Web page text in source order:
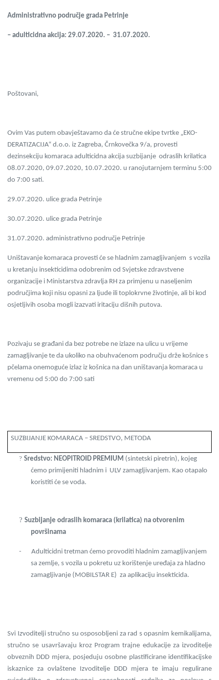
Administrativno područje grada Petrinje
– adulticidna akcija: 29.07.2020. – 31.07.2020.
Poštovani,
Ovim Vas putem obavještavamo da će stručne ekipe tvrtke „EKO-
DERATIZACIJA“ d.o.o. iz Zagreba, Črnkovečka 9/a, provesti
dezinsekciju komaraca adulticidna akcija suzbijanje odraslih krilatica
08.07.2020, 09.07.2020, 10.07.2020. u ranojutarnjem terminu 5:00
do 7:00 sati.
29.07.2020. ulice grada Petrinje
30.07.2020. ulice grada Petrinje
31.07.2020. administrativno područje Petrinje
Uništavanje komaraca provesti će se hladnim zamagljivanjem s vozila
u kretanju insekticidima odobrenim od Svjetske zdravstvene
organizacije i Ministarstva zdravlja RH za primjenu u naseljenim
područjima koji nisu opasni za ljude ili toplokrvne životinje, ali bi kod
osjetljivih osoba mogli izazvati iritaciju dišnih putova.
Pozivaju se građani da bez potrebe ne izlaze na ulicu u vrijeme
zamagljivanje te da ukoliko na obuhvaćenom području drže košnice s
pčelama onemoguće izlaz iz košnica na dan uništavanja komaraca u
vremenu od 5:00 do 7:00 sati
SUZBIJANJE KOMARACA – SREDSTVO, METODA
? Sredstvo: NEOPITROID PREMIUM (sintetski piretrin), kojeg
ćemo primijeniti hladnim i ULV zamagljivanjem. Kao otapalo
koristiti će se voda.
? Suzbijanje odraslih komaraca (krilatica) na otvorenim
površinama
-
Adulticidni tretman ćemo provoditi hladnim zamagljivanjem
sa zemlje, s vozila u pokretu uz korištenje uređaja za hladno
zamagljivanje (MOBILSTAR E) za aplikaciju insekticida.
Svi Izvoditelji stručno su osposobljeni za rad s opasnim kemikalijama,
stručno se usavršavaju kroz Program trajne edukacije za izvoditelje
obveznih DDD mjera, posjeduju osobne plastificirane identifikacijske
iskaznice za ovlaštene Izvoditelje DDD mjera te imaju regulirane